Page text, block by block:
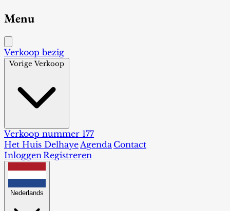
Menu
Verkoop bezig
Vorige Verkoop
Verkoop nummer 177
Het Huis DelhayeAgenda Contact
InloggenRegistreren
Nederlands